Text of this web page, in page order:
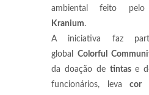
ambiental feito
Kranium.
A iniciativa faz
globalColorful
da doação de tintase
funcionários, leva cor